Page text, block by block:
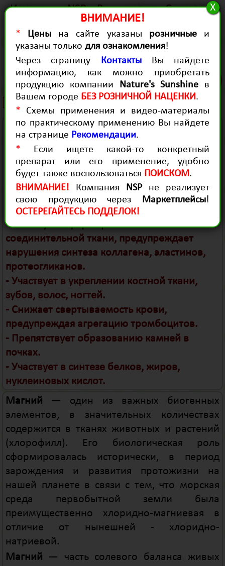
История NSP в России
Статьи
Для Здоровья
Контакты
Диагностика Рекомендации
(0)
2207 руб.
Продукция для здоровья
Magnesium Complex
(Магний Хелат, 100 капсул)
- Участвует в образовании АТФ и
накоплении энергии в клетке.
- Обеспечивает работу клеточных калий-
натрий-кальциевых насосов.
- Участвует в регуляции нервно-мышечной
проводимости и тонуса гладкой
мускулатуры.
- Участвует в формировании
соединительной ткани, предупреждает
нарушения синтеза коллагена, эластинов,
протеогликанов.
- Участвует в укреплении костной ткани,
зубов, волос, ногтей.
- Снижает свертываемость крови,
предупреждая агрегацию тромбоцитов.
- Препятствует образованию камней в
почках.
- Участвует в синтезе белков, жиров,
нуклеиновых кислот.
Магний — один из важных биогенных
элементов, в значительных количествах
содержится в тканях животных и растений
(хлорофилл). Его биологическая роль
сформировалась исторически, в период
зарождения и развития протожизни на
нашей планете в связи с тем, что морская
среда первобытной земли была
преимущественно хлоридно-магниевая в
отличие от нынешней - хлоридно-
натриевой.
Магний — часть солевого баланса живых
ВНИМАНИЕ!
* Цены на сайте указаны розничныеи
указаны толькодля ознакомления!
Через страницу КонтактыВы найдете
информацию, как можно приобретать
продукцию компании Nature's Sunshine в
Вашем городе БЕЗ РОЗНИЧНОЙ НАЦЕНКИ.
* Схемы применения и видео-материалы
по практическому применению Вы найдете
на странице Рекомендации.
* Если ищете какой-то конкретный
препарат или его применение, удобно
будет также воспользоваться ПОИСКОМ.
ВНИМАНИЕ! Компания NSPне реализует
свою продукцию через Маркетплейсы!
ОСТЕРЕГАЙТЕСЬ ПОДДЕЛОК!
X